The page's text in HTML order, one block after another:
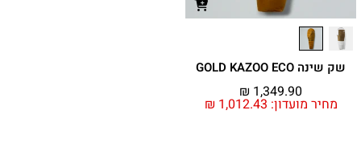
שק שינה GOLD KAZOO ECO
מחיר מועדון: ₪ 1,012.43
₪ 1,349.90